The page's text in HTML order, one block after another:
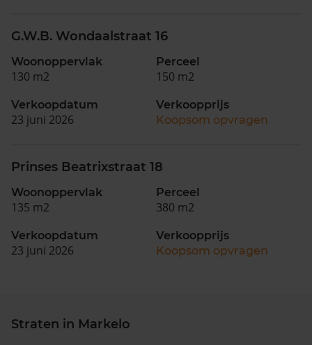
G.W.B. Wondaalstraat 16
Woonoppervlak
130 m2
Perceel
150 m2
Verkoopdatum
23 juni 2026
Verkoopprijs
Koopsom opvragen
Prinses Beatrixstraat 18
Woonoppervlak
135 m2
Perceel
380 m2
Verkoopdatum
23 juni 2026
Verkoopprijs
Koopsom opvragen
Straten in Markelo